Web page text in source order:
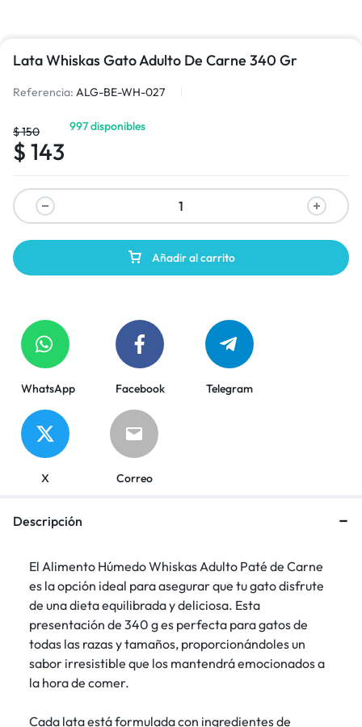
Lata Whiskas Gato Adulto De Carne 340 Gr
Referencia: ALG-BE-WH-027
$150
$ 143
997 disponibles
Añadir al carrito
WhatsApp Facebook Telegram
X Correo
Descripción
El Alimento Húmedo Whiskas Adulto Paté de Carne
es la opción ideal para asegurar que tu gato disfrute
de una dieta equilibrada y deliciosa. Esta
presentación de 340 g es perfecta para gatos de
todas las razas y tamaños, proporcionándoles un
sabor irresistible que los mantendrá emocionados a
la hora de comer.
Cada lata está formulada con ingredientes de